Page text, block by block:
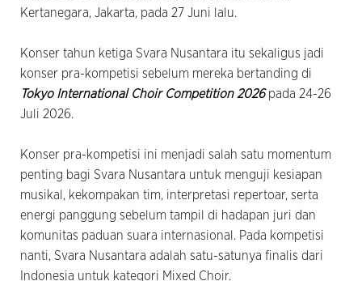
Kertanegara, Jakarta, pada 27 Juni lalu.
Konser tahun ketiga Svara Nusantara itu sekaligus jadi
konser pra-kompetisi sebelum mereka bertanding di
Tokyo International Choir Competition 2026pada 24-26
Juli 2026.
Konser pra-kompetisi ini menjadi salah satu momentum
penting bagi Svara Nusantara untuk menguji kesiapan
musikal, kekompakan tim, interpretasi repertoar, serta
energi panggung sebelum tampil di hadapan juri dan
komunitas paduan suara internasional. Pada kompetisi
nanti, Svara Nusantara adalah satu-satunya finalis dari
Indonesia untuk kategori Mixed Choir.